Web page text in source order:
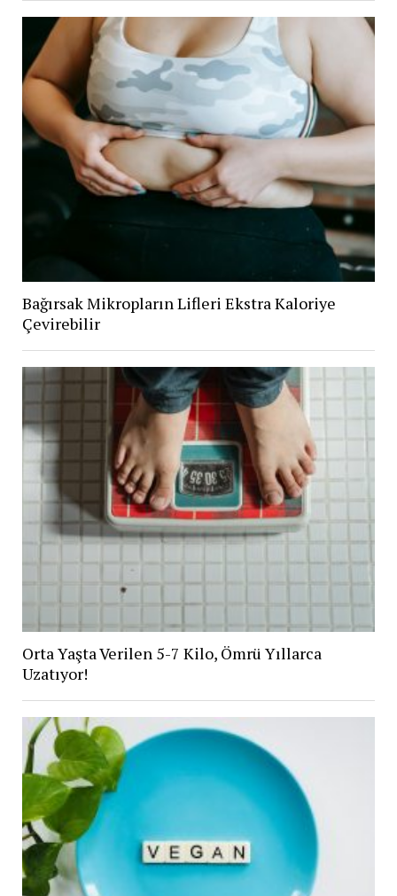
Bağırsak Mikropların Lifleri Ekstra Kaloriye
Çevirebilir
Orta Yaşta Verilen 5-7 Kilo, Ömrü Yıllarca
Uzatıyor!